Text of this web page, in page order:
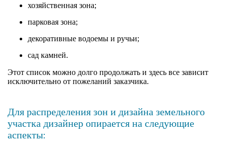
хозяйственная зона;
парковая зона;
декоративные водоемы и ручьи;
сад камней.
Этот список можно долго продолжать и здесь все зависит
исключительно от пожеланий заказчика.
Для распределения зон и дизайна земельного
участка дизайнер опирается на следующие
аспекты: